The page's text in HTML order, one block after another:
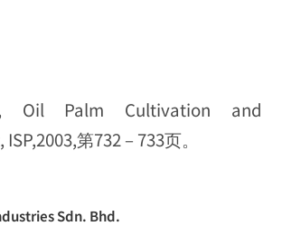
Oil Palm Cultivation and
第732 – 733页。
Sdn. Bhd.